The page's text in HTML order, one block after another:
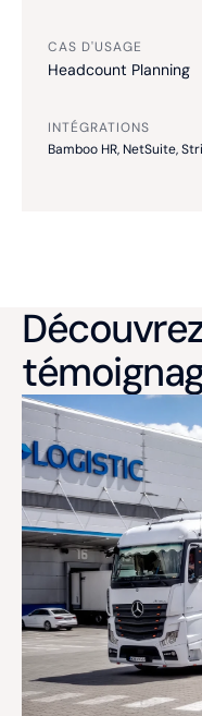
CAS D'USAGE
Headcount Planning
INTÉGRATIONS
Bamboo HR, NetSuite,